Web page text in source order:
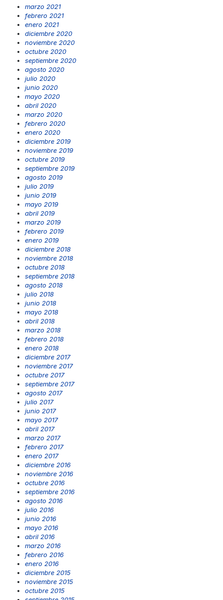
marzo 2021
febrero 2021
enero 2021
diciembre 2020
noviembre 2020
octubre 2020
septiembre 2020
agosto 2020
julio 2020
junio 2020
mayo 2020
abril 2020
marzo 2020
febrero 2020
enero 2020
diciembre 2019
noviembre 2019
octubre 2019
septiembre 2019
agosto 2019
julio 2019
junio 2019
mayo 2019
abril 2019
marzo 2019
febrero 2019
enero 2019
diciembre 2018
noviembre 2018
octubre 2018
septiembre 2018
agosto 2018
julio 2018
junio 2018
mayo 2018
abril 2018
marzo 2018
febrero 2018
enero 2018
diciembre 2017
noviembre 2017
octubre 2017
septiembre 2017
agosto 2017
julio 2017
junio 2017
mayo 2017
abril 2017
marzo 2017
febrero 2017
enero 2017
diciembre 2016
noviembre 2016
octubre 2016
septiembre 2016
agosto 2016
julio 2016
junio 2016
mayo 2016
abril 2016
marzo 2016
febrero 2016
enero 2016
diciembre 2015
noviembre 2015
octubre 2015